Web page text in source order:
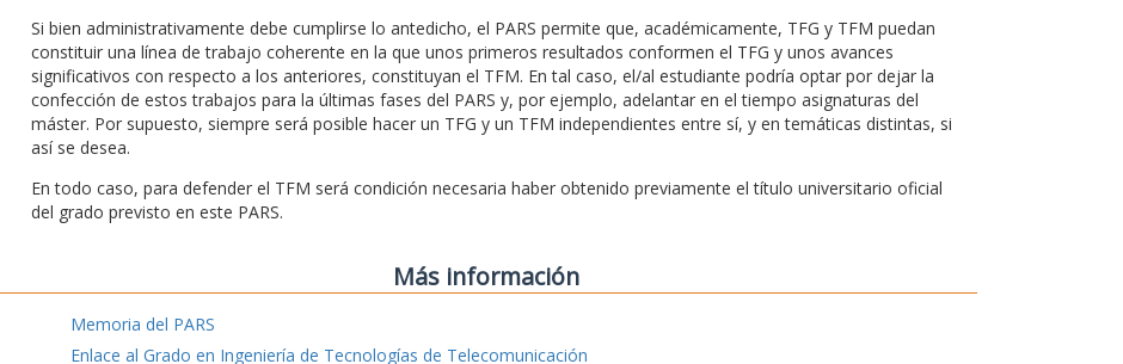
Si bien administrativamente debe cumplirse lo antedicho, el PARS permite que, académicamente, TFG y TFM puedan
constituir una línea de trabajo coherente en la que unos primeros resultados conformen el TFG y unos avances
significativos con respecto a los anteriores, constituyan el TFM. En tal caso, el/al estudiante podría optar por dejar la
confección de estos trabajos para la últimas fases del PARS y, por ejemplo, adelantar en el tiempo asignaturas del
máster. Por supuesto, siempre será posible hacer un TFG y un TFM independientes entre sí, y en temáticas distintas, si
así se desea.
En todo caso, para defender el TFM será condición necesaria haber obtenido previamente el título universitario oficial
del grado previsto en este PARS.
Más información
Memoria del PARS
Enlace al Grado en Ingeniería de Tecnologías de Telecomunicación